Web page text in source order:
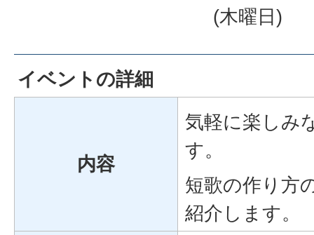
(木曜日)
イベントの詳細
内容
気軽に楽しみ
す。
短歌の作り方
紹介します。